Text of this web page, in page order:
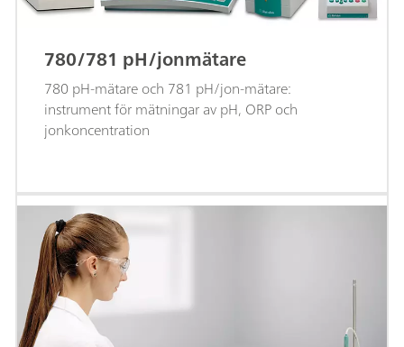
780/781 pH/jonmätare
780 pH-mätare och 781 pH/jon-mätare:
instrument för mätningar av pH, ORP och
jonkoncentration